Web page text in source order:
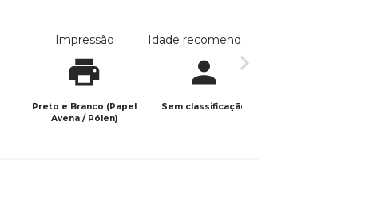
Impressão
Preto e Branco (Papel
Avena / Pólen)
Idade recomendada
Sem classificação